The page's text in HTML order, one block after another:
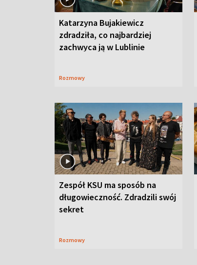
Katarzyna Bujakiewicz
zdradziła, co najbardziej
zachwyca ją w Lublinie
Rozmowy
Zespół KSU ma sposób na
długowieczność. Zdradzili swój
sekret
Rozmowy